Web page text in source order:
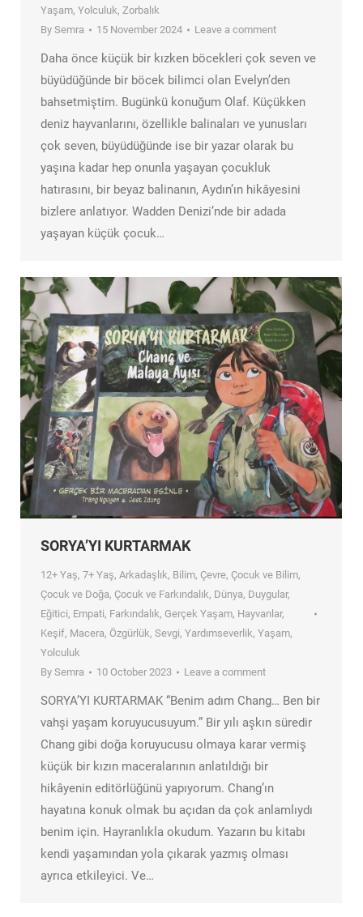
Yaşam, Yolculuk, Zorbalık
By Semra 15 November 2024 Leave a comment
Daha önce küçük bir kızken böcekleri çok seven ve
büyüdüğünde bir böcek bilimci olan Evelyn’den
bahsetmiştim. Bugünkü konuğum Olaf. Küçükken
deniz hayvanlarını, özellikle balinaları ve yunusları
çok seven, büyüdüğünde ise bir yazar olarak bu
yaşına kadar hep onunla yaşayan çocukluk
hatırasını, bir beyaz balinanın, Aydın’ın hikâyesini
bizlere anlatıyor. Wadden Denizi’nde bir adada
yaşayan küçük çocuk…
SORYA’YI KURTARMAK
12+ Yaş, 7+ Yaş, Arkadaşlık, Bilim, Çevre, Çocuk ve Bilim,
Çocuk ve Doğa, Çocuk ve Farkındalık, Dünya, Duygular,
Eğitici, Empati, Farkındalık, Gerçek Yaşam, Hayvanlar,
Keşif, Macera, Özgürlük, Sevgi, Yardımseverlik, Yaşam,
Yolculuk
By Semra 10 October 2023 Leave a comment
SORYA’YI KURTARMAK “Benim adım Chang… Ben bir
vahşi yaşam koruyucusuyum.” Bir yılı aşkın süredir
Chang gibi doğa koruyucusu olmaya karar vermiş
küçük bir kızın maceralarının anlatıldığı bir
hikâyenin editörlüğünü yapıyorum. Chang’ın
hayatına konuk olmak bu açıdan da çok anlamlıydı
benim için. Hayranlıkla okudum. Yazarın bu kitabı
kendi yaşamından yola çıkarak yazmış olması
ayrıca etkileyici. Ve…